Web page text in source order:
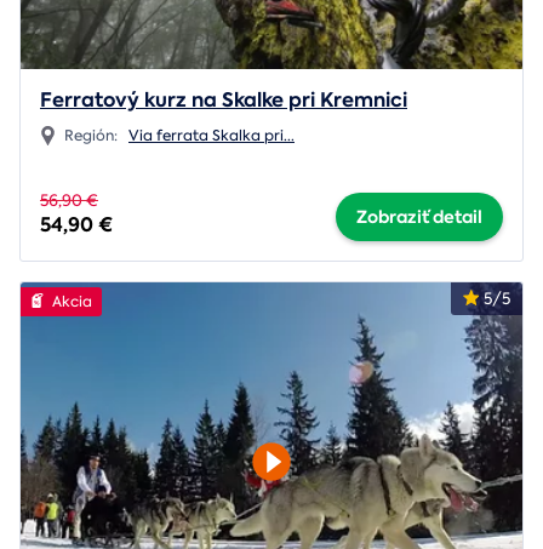
Ferratový kurz na Skalke pri Kremnici
Región: Via ferrata Skalka pri...
56,90 €
54,90 € Zobraziť detail
5/5
Akcia